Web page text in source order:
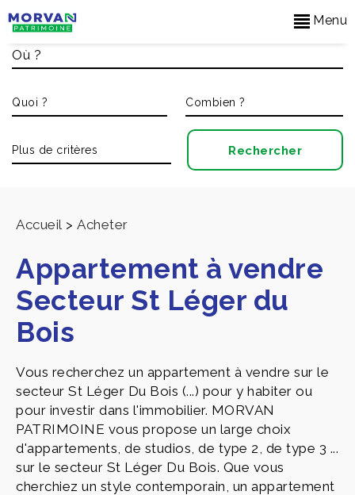
Menu
Accueil > Acheter
Appartement à vendre
Secteur St Léger du
Bois
Vous recherchez un appartement à vendre sur le
secteur St Léger Du Bois (...) pour y habiter ou
pour investir dans l'immobilier. MORVAN
PATRIMOINE vous propose un large choix
d'appartements, de studios, de type 2, de type 3 ...
sur le secteur St Léger Du Bois. Que vous
cherchiez un style contemporain, un appartement